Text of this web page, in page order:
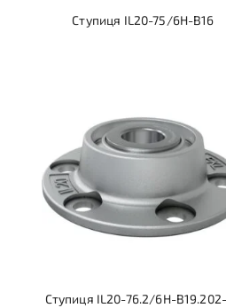
Ступиця IL20-75/6H-B16
Ступиця IL20-76.2/6H-